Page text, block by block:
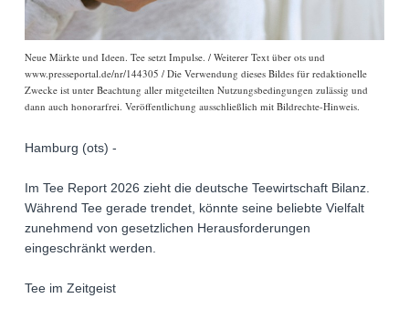
Neue Märkte und Ideen. Tee setzt Impulse. / Weiterer Text über ots und
www.presseportal.de/nr/144305 / Die Verwendung dieses Bildes für redaktionelle
Zwecke ist unter Beachtung aller mitgeteilten Nutzungsbedingungen zulässig und
dann auch honorarfrei. Veröffentlichung ausschließlich mit Bildrechte-Hinweis.
Hamburg (ots) -
Im Tee Report 2026 zieht die deutsche Teewirtschaft Bilanz.
Während Tee gerade trendet, könnte seine beliebte Vielfalt
zunehmend von gesetzlichen Herausforderungen
eingeschränkt werden.
Tee im Zeitgeist